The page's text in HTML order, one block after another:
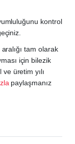
kontrol
tam olarak
için bilezik
üretim yılı
paylaşmanız